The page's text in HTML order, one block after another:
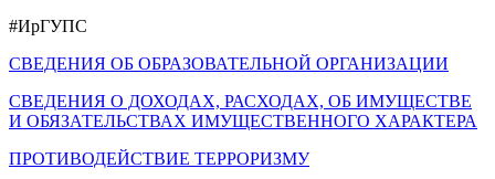
#ИрГУПС
СВЕДЕНИЯ ОБ ОБРАЗОВАТЕЛЬНОЙ ОРГАНИЗАЦИИ
СВЕДЕНИЯ О ДОХОДАХ, РАСХОДАХ, ОБ ИМУЩЕСТВЕ
И ОБЯЗАТЕЛЬСТВАХ ИМУЩЕСТВЕННОГО ХАРАКТЕРА
ПРОТИВОДЕЙСТВИЕ ТЕРРОРИЗМУ